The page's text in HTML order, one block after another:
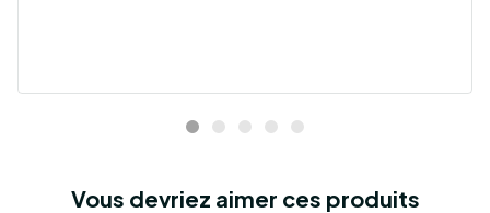
Vous devriez aimer ces produits